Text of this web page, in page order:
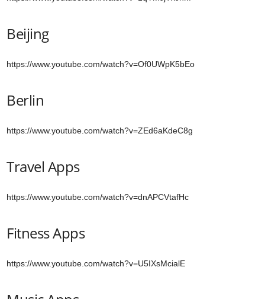
Beijing
https://www.youtube.com/watch?v=Of0UWpK5bEo
Berlin
https://www.youtube.com/watch?v=ZEd6aKdeC8g
Travel Apps
https://www.youtube.com/watch?v=dnAPCVtafHc
Fitness Apps
https://www.youtube.com/watch?v=U5IXsMcialE